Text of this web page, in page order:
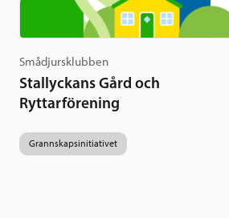
Smådjursklubben
Stallyckans Gård och
Ryttarförening
Grannskapsinitiativet